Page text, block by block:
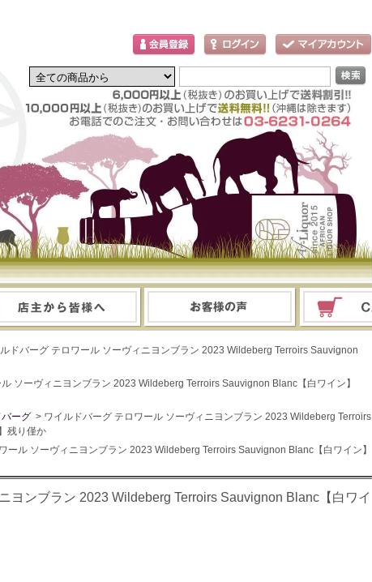
ドバーグ テロワール ソーヴィニヨンブラン 2023 Wildeberg Terroirs Sauvignon
ソーヴィニヨンブラン 2023 Wildeberg Terroirs Sauvignon Blanc【白ワイン】
ーグ > ワイルドバーグ テロワール ソーヴィニヨンブラン 2023 Wildeberg Terroirs
残り僅か
ール ソーヴィニヨンブラン 2023 Wildeberg Terroirs Sauvignon Blanc【白ワイン】
ヨンブラン 2023 Wildeberg Terroirs Sauvignon Blanc【白ワイ